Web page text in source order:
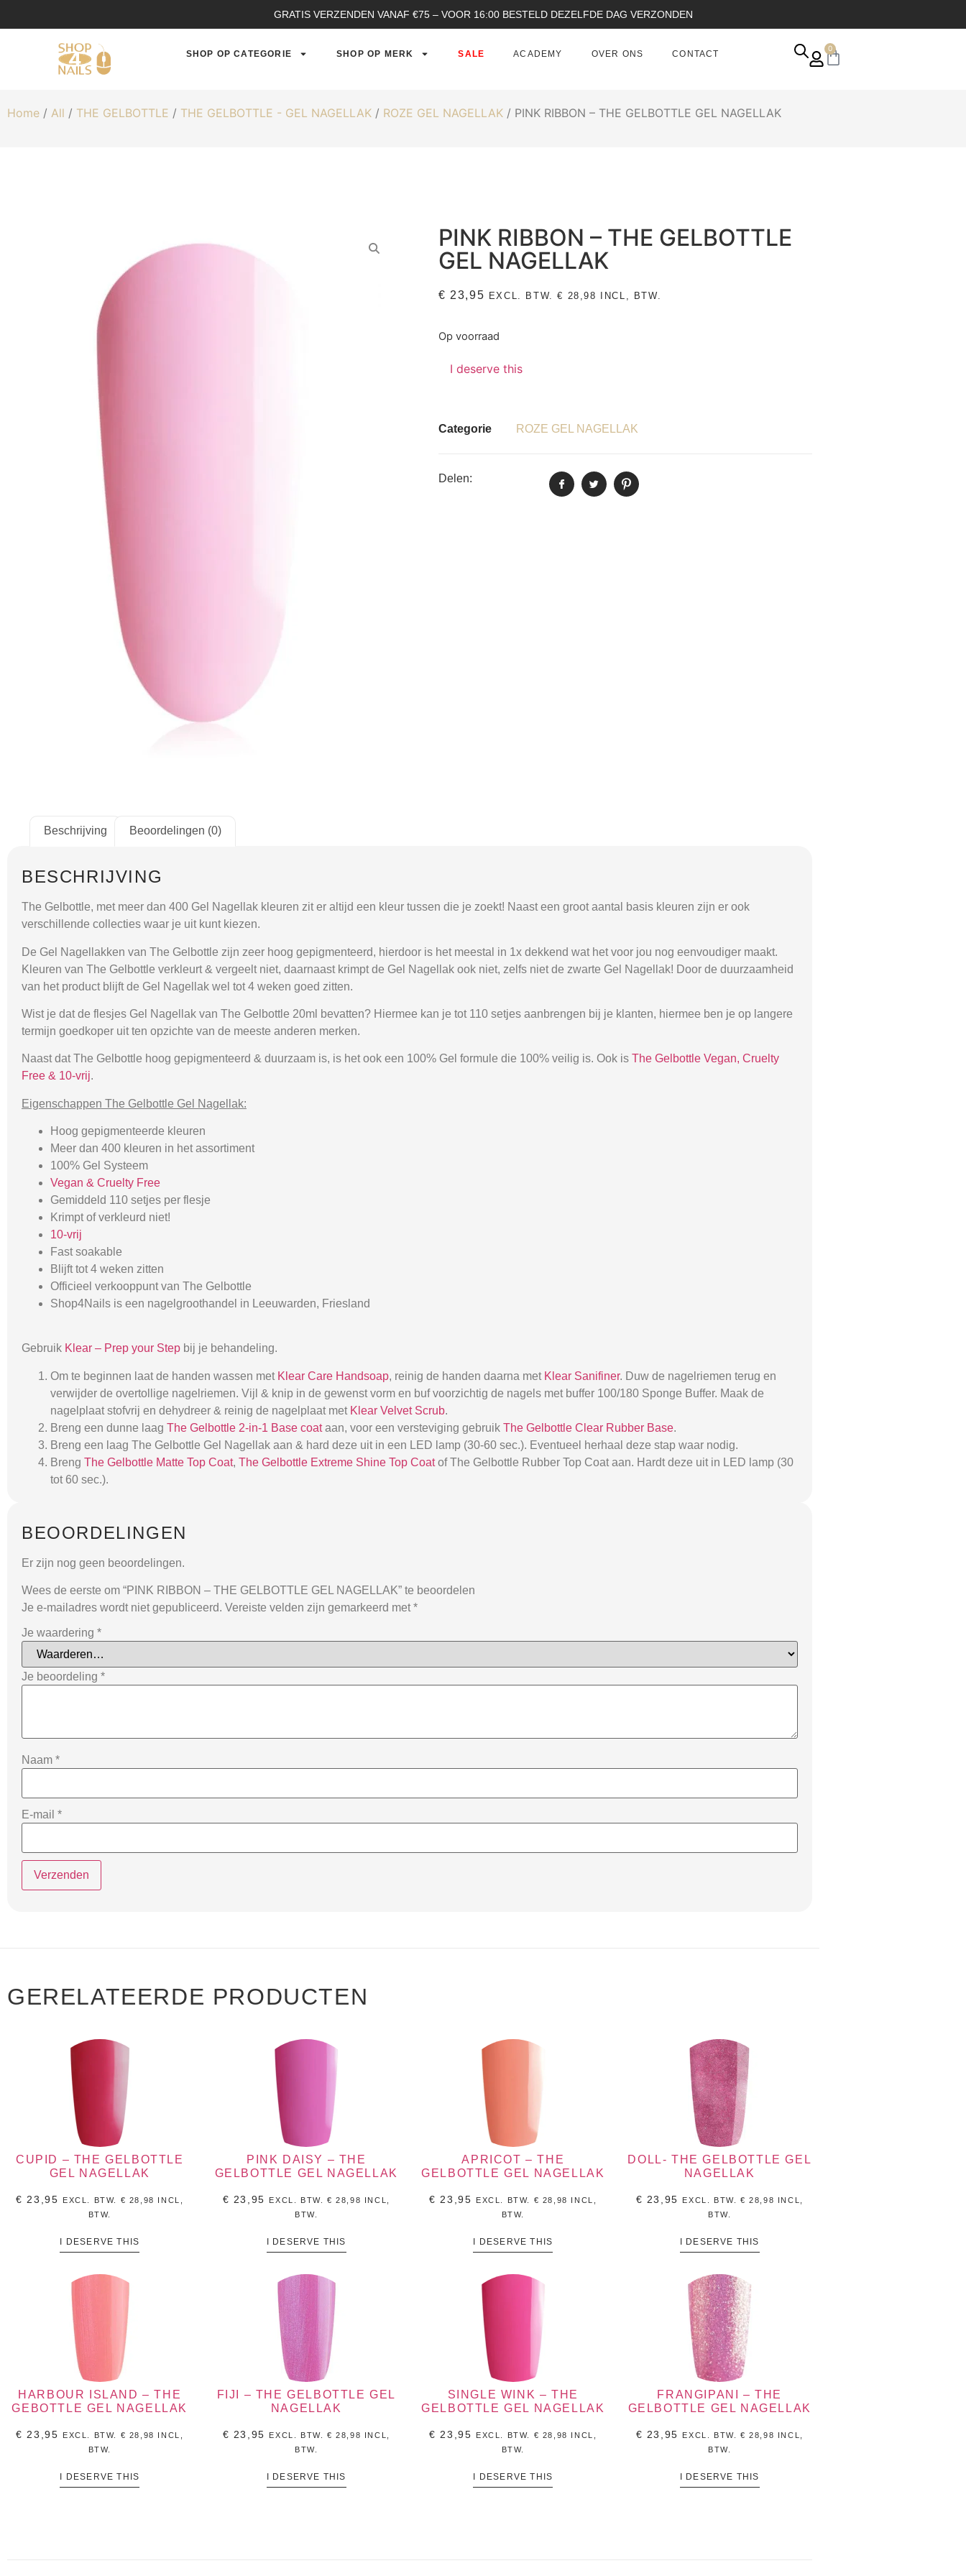
GRATIS VERZENDEN VANAF €75 – VOOR 16:00 BESTELD DEZELFDE DAG VERZONDEN
SHOP OP CATEGORIE SHOP OP MERK SALE ACADEMY OVER ONS CONTACT
0
Home / All / THE GELBOTTLE / THE GELBOTTLE - GEL NAGELLAK / ROZE GEL NAGELLAK / PINK RIBBON – THE GELBOTTLE GEL NAGELLAK
PINK RIBBON – THE GELBOTTLE
GEL NAGELLAK
€ 23,95 EXCL. BTW.€ 28,98 INCL, BTW.
Op voorraad
I deserve this
Categorie ROZE GEL NAGELLAK
Delen:
Beschrijving Beoordelingen (0)
BESCHRIJVING
The Gelbottle, met meer dan 400 Gel Nagellak kleuren zit er altijd een kleur tussen die je zoekt! Naast een groot aantal basis kleuren zijn er ook
verschillende collecties waar je uit kunt kiezen.
De Gel Nagellakken van The Gelbottle zijn zeer hoog gepigmenteerd, hierdoor is het meestal in 1x dekkend wat het voor jou nog eenvoudiger maakt.
Kleuren van The Gelbottle verkleurt & vergeelt niet, daarnaast krimpt de Gel Nagellak ook niet, zelfs niet de zwarte Gel Nagellak! Door de duurzaamheid
van het product blijft de Gel Nagellak wel tot 4 weken goed zitten.
Wist je dat de flesjes Gel Nagellak van The Gelbottle 20ml bevatten? Hiermee kan je tot 110 setjes aanbrengen bij je klanten, hiermee ben je op langere
termijn goedkoper uit ten opzichte van de meeste anderen merken.
Naast dat The Gelbottle hoog gepigmenteerd & duurzaam is, is het ook een 100% Gel formule die 100% veilig is. Ook is The Gelbottle Vegan, Cruelty
Free & 10-vrij.
Eigenschappen The Gelbottle Gel Nagellak:
Hoog gepigmenteerde kleuren
Meer dan 400 kleuren in het assortiment
100% Gel Systeem
Vegan & Cruelty Free
Gemiddeld 110 setjes per flesje
Krimpt of verkleurd niet!
10-vrij
Fast soakable
Blijft tot 4 weken zitten
Officieel verkooppunt van The Gelbottle
Shop4Nails is een nagelgroothandel in Leeuwarden, Friesland
Gebruik Klear – Prep your Step bij je behandeling.
Om te beginnen laat de handen wassen met Klear Care Handsoap, reinig de handen daarna met Klear Sanifiner. Duw de nagelriemen terug en
verwijder de overtollige nagelriemen. Vijl & knip in de gewenst vorm en buf voorzichtig de nagels met buffer 100/180 Sponge Buffer. Maak de
nagelplaat stofvrij en dehydreer & reinig de nagelplaat met Klear Velvet Scrub.
Breng een dunne laag The Gelbottle 2-in-1 Base coataan, voor een versteviging gebruik The Gelbottle Clear Rubber Base.
Breng een laag The Gelbottle Gel Nagellak aan & hard deze uit in een LED lamp (30-60 sec.). Eventueel herhaal deze stap waar nodig.
Breng The Gelbottle Matte Top Coat, The Gelbottle Extreme Shine Top Coatof The Gelbottle Rubber Top Coat aan. Hardt deze uit in LED lamp (30
tot 60 sec.).
BEOORDELINGEN
Er zijn nog geen beoordelingen.
Wees de eerste om “PINK RIBBON – THE GELBOTTLE GEL NAGELLAK” te beoordelen
Je e-mailadres wordt niet gepubliceerd. Vereiste velden zijn gemarkeerd met *
Je waardering *
Je beoordeling *
Naam *
E-mail *
GERELATEERDE PRODUCTEN
CUPID – THE GELBOTTLE
GEL NAGELLAK
€ 23,95 EXCL. BTW. € 28,98
INCL,
BTW.
I DESERVE THIS
PINK DAISY – THE
GELBOTTLE GEL NAGELLAK
€ 23,95 EXCL. BTW.€ 28,98
INCL,
BTW.
I DESERVE THIS
APRICOT – THE
GELBOTTLE GEL NAGELLAK
€ 23,95 EXCL. BTW. € 28,98
INCL,
BTW.
I DESERVE THIS
DOLL- THE GELBOTTLE GEL
NAGELLAK
€ 23,95 EXCL. BTW.€ 28,98
INCL,
BTW.
I DESERVE THIS
HARBOUR ISLAND – THE
GEBOTTLE GEL NAGELLAK
€ 23,95 EXCL. BTW. € 28,98 INCL,
BTW.
I DESERVE THIS
FIJI – THE GELBOTTLE GEL
NAGELLAK
€ 23,95 EXCL. BTW.€ 28,98 INCL,
BTW.
I DESERVE THIS
SINGLE WINK – THE
GELBOTTLE GEL NAGELLAK
€ 23,95 EXCL. BTW. € 28,98 INCL,
BTW.
I DESERVE THIS
FRANGIPANI – THE
GELBOTTLE GEL NAGELLAK
€ 23,95 EXCL. BTW.€ 28,98 INCL,
BTW.
I DESERVE THIS